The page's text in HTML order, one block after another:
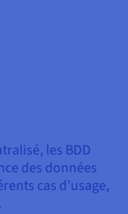
les BDD
des données
cas d’usage,